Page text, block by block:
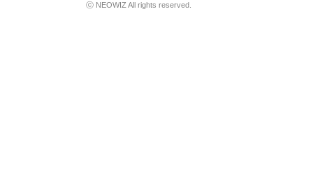
ⓒ NEOWIZ All rights reserved.